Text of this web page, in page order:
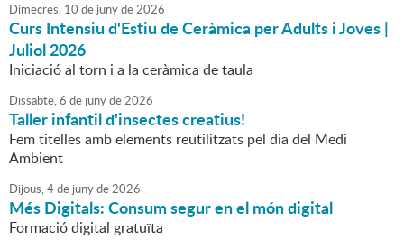
Dimecres, 10 de junyde2026
Curs Intensiu d'Estiu de Ceràmica per Adults i Joves |
Juliol 2026
Iniciació al torn i a la ceràmica de taula
Dissabte,6 de junyde2026
Taller infantil d'insectes creatius!
Fem titelles amb elements reutilitzats pel dia del Medi
Ambient
Dijous,4de junyde2026
Més Digitals: Consum segur en el món digital
Formació digital gratuïta